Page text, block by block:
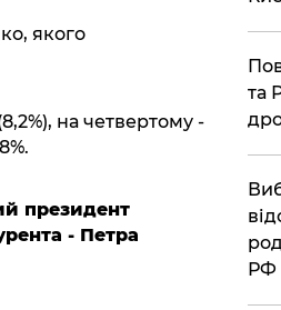
якого
на четвертому -
президент
- Петра
та
РФ